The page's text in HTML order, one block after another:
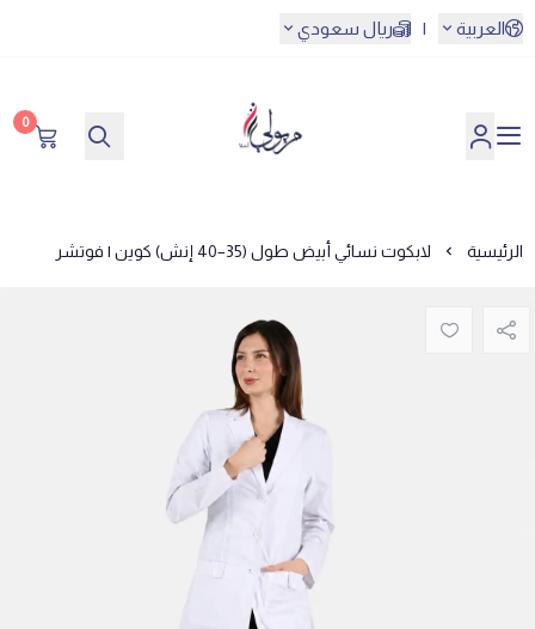
العربية | ريال سعودي
مريولي أحلا
0
الرئيسية لابكوت نسائي أبيض طول (35–40 إنش) كوين | فوتشر